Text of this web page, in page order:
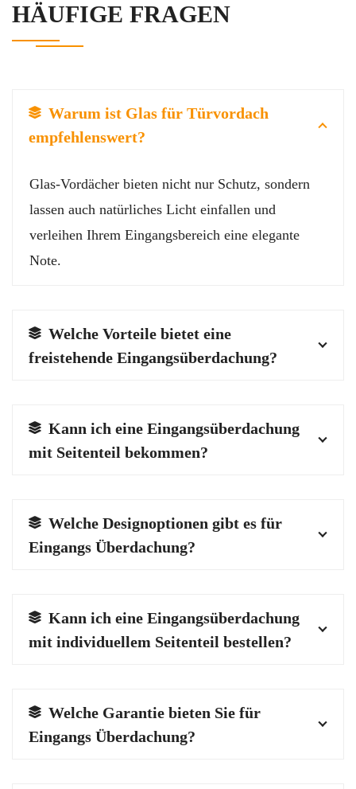
HÄUFIGE FRAGEN
Warum ist Glas für Türvordach
empfehlenswert?
Glas-Vordächer bieten nicht nur Schutz, sondern
lassen auch natürliches Licht einfallen und
verleihen Ihrem Eingangsbereich eine elegante
Note.
Welche Vorteile bietet eine
freistehende Eingangsüberdachung?
Kann ich eine Eingangsüberdachung
mit Seitenteil bekommen?
Welche Designoptionen gibt es für
Eingangs Überdachung?
Kann ich eine Eingangsüberdachung
mit individuellem Seitenteil bestellen?
Welche Garantie bieten Sie für
Eingangs Überdachung?